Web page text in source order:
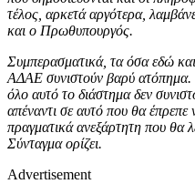
τέλος, αρκετά αργότερα,
και ο Πρωθυπουργός.
Συμπερασματικά, τα όσα εδώ
ΑΔΑΕ συνιστούν βαρύ ατόπημα.
όλο αυτό το διάστημα δεν
απέναντι σε αυτό που θα
πραγματικά ανεξάρτητη που θα
Σύνταγμα ορίζει.
Advertisement